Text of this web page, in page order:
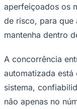
aperfeiçoados os
de risco, para que
mantenha dentro
A concorrência
automatizada
sistema,
não apenas no